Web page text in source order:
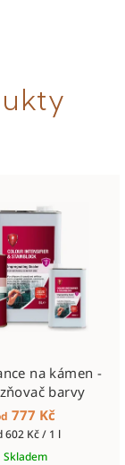
na kámen -
barvy
777 Kč
602 Kč / 1 l
Skladem